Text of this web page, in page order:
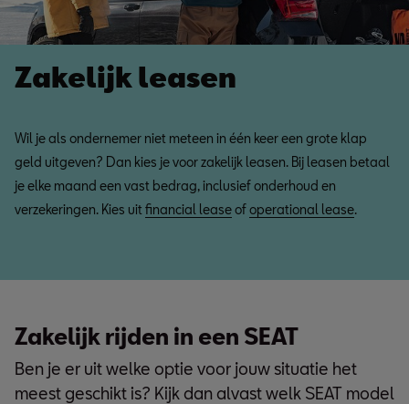
Zakelijk leasen
Wil je als ondernemer niet meteen in één keer een grote klap
geld uitgeven? Dan kies je voor zakelijk leasen. Bij leasen betaal
je elke maand een vast bedrag, inclusief onderhoud en
verzekeringen. Kies uit financial leaseofoperational lease.
Zakelijk rijden in een SEAT
Ben je er uit welke optie voor jouw situatie het
meest geschikt is? Kijk dan alvast welk SEAT model